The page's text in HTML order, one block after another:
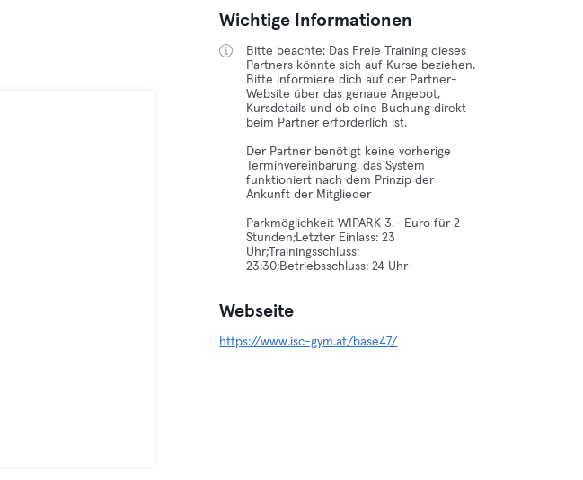
Wichtige Informationen
Bitte beachte: Das Freie Training dieses
Partners könnte sich auf Kurse beziehen.
Bitte informiere dich auf der Partner-
Website über das genaue Angebot,
Kursdetails und ob eine Buchung direkt
beim Partner erforderlich ist.
Der Partner benötigt keine vorherige
Terminvereinbarung, das System
funktioniert nach dem Prinzip der
Ankunft der Mitglieder
Parkmöglichkeit WIPARK 3.- Euro für 2
Stunden;Letzter Einlass: 23
Uhr;Trainingsschluss:
23:30;Betriebsschluss: 24 Uhr
Webseite
https://www.isc-gym.at/base47/